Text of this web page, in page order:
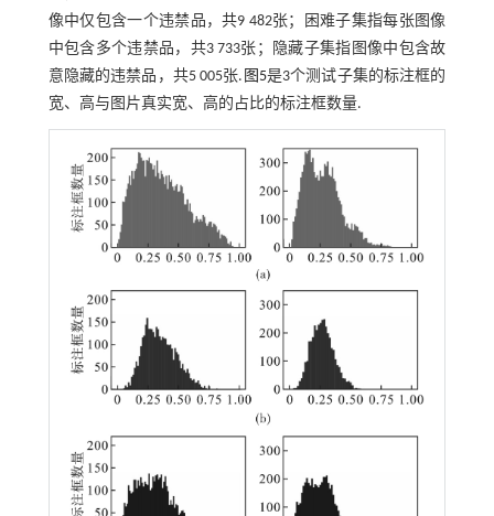
像中仅包含一个违禁品，共9 482张；困难子集指每张图像
中包含多个违禁品，共3 733张；隐藏子集指图像中包含故
意隐藏的违禁品，共5 005张. 图5是3个测试子集的标注框的
宽、高与图片真实宽、高的占比的标注框数量.